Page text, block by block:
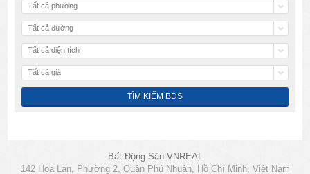
Tất cả phường
Tất cả đường
Tất cả diện tích
Tất cả giá
Bất Động Sản VNREAL
142 Hoa Lan, Phường 2, Quận Phú Nhuận, Hồ Chí Minh, Việt Nam